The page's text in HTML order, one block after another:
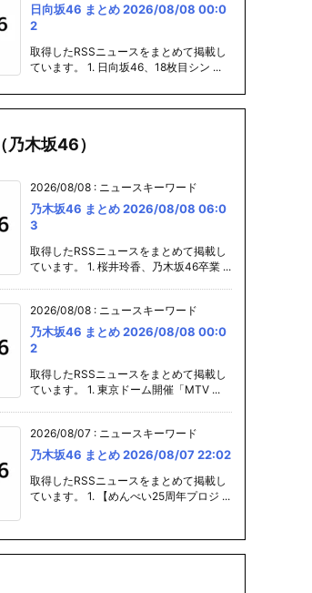
日向坂46 まとめ 2026/08/08 00:0
2
取得したRSSニュースをまとめて掲載し
ています。 1. 日向坂46、18枚目シン ...
乃木坂46）
2026/08/08 : ニュースキーワード
乃木坂46 まとめ 2026/08/08 06:0
3
取得したRSSニュースをまとめて掲載し
ています。 1. 桜井玲香、乃木坂46卒業 ...
2026/08/08 : ニュースキーワード
乃木坂46 まとめ 2026/08/08 00:0
2
取得したRSSニュースをまとめて掲載し
ています。 1. 東京ドーム開催「MTV ...
2026/08/07 : ニュースキーワード
乃木坂46 まとめ 2026/08/07 22:02
取得したRSSニュースをまとめて掲載し
ています。 1. 【めんべい25周年プロジ ...